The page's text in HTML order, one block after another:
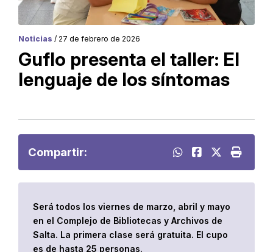
Noticias / 27 de febrero de 2026
Guflo presenta el taller: El
lenguaje de los síntomas
Compartir:
Será todos los viernes de marzo, abril y mayo
en el Complejo de Bibliotecas y Archivos de
Salta. La primera clase será gratuita. El cupo
es de hasta 25 personas.